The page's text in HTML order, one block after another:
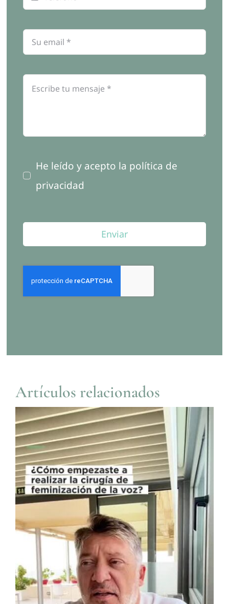
He leído y acepto la política de
privacidad
Enviar
Artículos relacionados